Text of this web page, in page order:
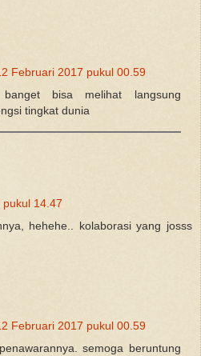
Februari 2017 pukul 00.59
bisa melihat langsung
tingkat dunia
14.47
hehehe.. kolaborasi yang josss
Februari 2017 pukul 00.59
semoga beruntung